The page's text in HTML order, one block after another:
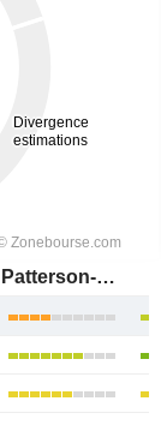
Patterson-UTI Energy, Inc.